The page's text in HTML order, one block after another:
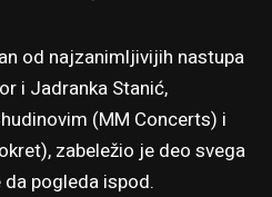
od najzanimljivijih nastupa
i Jadranka Stanić,
(MM Concerts) i
zabeležio je deo svega
pogleda ispod.